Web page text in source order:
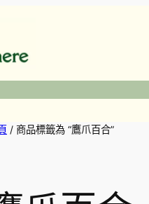
/ 商品標籤為 “鷹爪百合”